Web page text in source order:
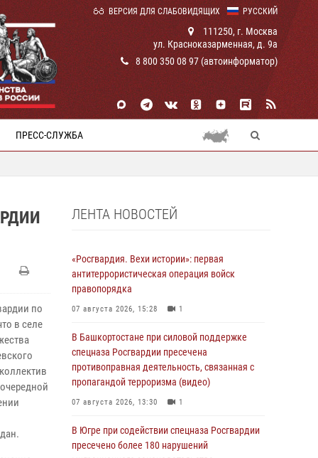
РУССКИЙ
ВЕРСИЯ ДЛЯ СЛАБОВИДЯЩИХ
111250, г. Москва
ул. Красноказарменная, д. 9а
8 800 350 08 97 (автоинформатор)
ПРЕСС-СЛУЖБА
по
в селе
ЛЕНТА НОВОСТЕЙ
«Росгвардия. Вехи истории»: первая
антитеррористическая операция войск
правопорядка
07 августа 2026, 15:28 1
В Башкортостане при силовой поддержке
спецназа Росгвардии пресечена
противоправная деятельность, связанная с
пропагандой терроризма (видео)
07 августа 2026, 13:30 1
В Югре при содействии спецназа Росгвардии
пресечено более 180 нарушений